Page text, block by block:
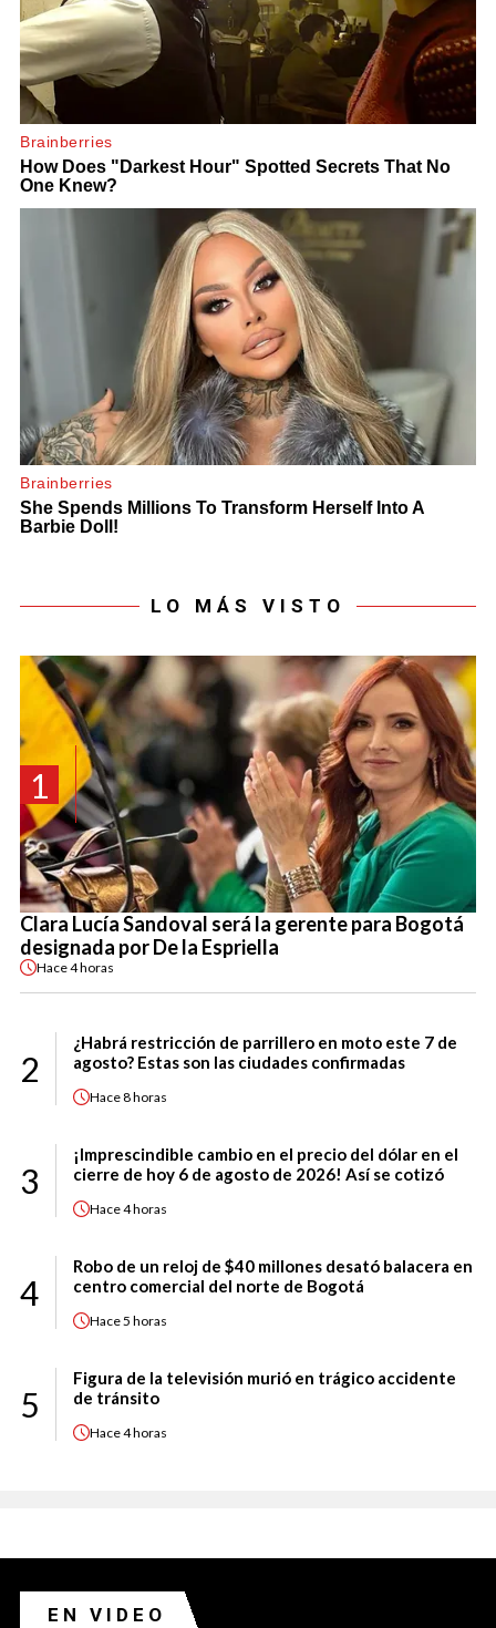
LO MÁS VISTO
1
Clara Lucía Sandoval será la gerente para Bogotá
designada por De la Espriella
Hace4 horas
2
¿Habrá restricción de parrillero en moto este 7 de
agosto? Estas son las ciudades confirmadas
Hace8 horas
3
¡Imprescindible cambio en el precio del dólar en el
cierre de hoy 6 de agosto de 2026! Así se cotizó
Hace4 horas
4
Robo de un reloj de $40 millones desató balacera en
centro comercial del norte de Bogotá
Hace5 horas
5
Figura de la televisión murió en trágico accidente
de tránsito
Hace4 horas
EN VIDEO